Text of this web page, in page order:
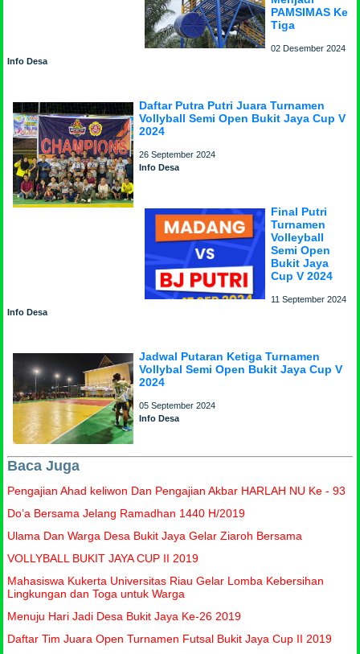
PAMSIMAS Ke
Tiga
02 Desember 2024
Info Desa
Daftar Putra Putri Juara Turnamen
Vollyball Semi Open Bukit Jaya Cup V
2024
26 September 2024
Info Desa
Final Putri
Turnamen
Volleyball
Semi Open
Bukit Jaya
Cup V 2024
11 September 2024
Info Desa
Jadwal Putaran Ketiga Turnamen
Vollybal Semi Open Bukit Jaya Cup V
2024
05 September 2024
Info Desa
Baca Juga
Pengajian Ahad keliwon Dan Pengajian Akbar HARLAH NU Ke - 93
Do’a Bersama Jelang Ramadhan 1440 H/2019
Ulama Dan Warga Desa Bukit Jaya Gelar Ziaroh Bersama
VOLLYBALL BUKIT JAYA CUP II 2019
Mahasiswa Kukerta Universitas Riau Gelar Lomba Kebersihan
Lingkungan dan Toga untuk Warga
Menuju Hari Jadi Desa Bukit Jaya Ke-26 2019
Daftar Tim Juara Open Turnamen Futsal Bukit Jaya Cup II 2019